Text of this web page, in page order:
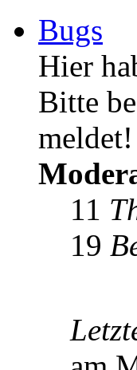
Bugs
Hier
Bitte
meldet!
11
19